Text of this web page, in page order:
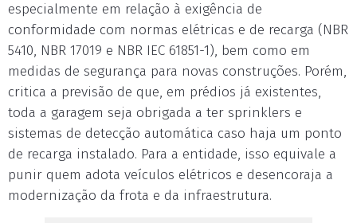
especialmente em relação à exigência de
conformidade com normas elétricas e de recarga (NBR
5410, NBR 17019 e NBR IEC 61851-1), bem como em
medidas de segurança para novas construções. Porém,
critica a previsão de que, em prédios já existentes,
toda a garagem seja obrigada a ter sprinklers e
sistemas de detecção automática caso haja um ponto
de recarga instalado. Para a entidade, isso equivale a
punir quem adota veículos elétricos e desencoraja a
modernização da frota e da infraestrutura.